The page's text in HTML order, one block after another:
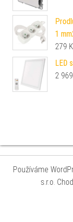
1
279
LED
2 969
Používáme
s.r.o.